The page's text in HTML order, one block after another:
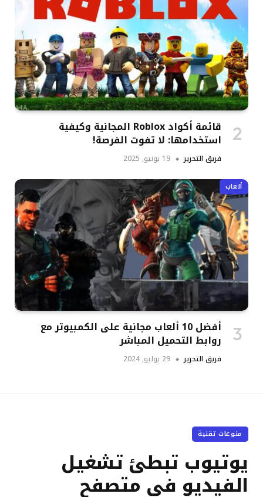
قائمة أكواد Roblox المجانية وكيفية
استخدامها: لا تفوت الفرصة!
فريق التحرير 19 يونيو, 2025
ألعاب
أفضل 10 ألعاب مجانية على الكمبيوتر مع
روابط التحميل المباشر
فريق التحرير 29 يوليو, 2024
منوعات تقنية
يوتيوب تبطئ تشغيل
الفيديو في متصفح